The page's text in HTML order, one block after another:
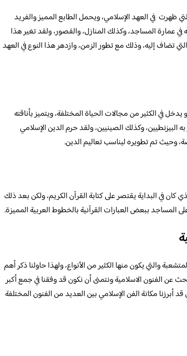
ظهرت في العهد الإسلامي، ويحمل الطابع المميز والفريد
عمارة المساجد، وكذلك المنازل، والقصور، ولقد تغير هذا
تضاف إليه، وذلك مع تطور الزمن، وازدهر هذا النوع في العهد
في الكثير من مجالات الحياة المختلفة، ويتميز بأناقته
البيزنطيين، وكذلك الصينيين، ولقد حرم الدين الإسلامي
وحيث تم تطويره ليناسب تعاليم الدين.
كان في البداية يقتصر على كتابة القرآن الكريم، ولكن بعد ذلك
المساجد ببعض العبارات القرآنية بالخطوط العربية المميزة.
والتي يكون منها الكثير من الأنواع، ولهذا حاولنا ذكر أهم
عن الفنون الاسلامية ونتمنى أن نكون قد وفقنا في جمع أكبر
مكانة الفن الإسلامي بين العديد من الفنون المختلفة